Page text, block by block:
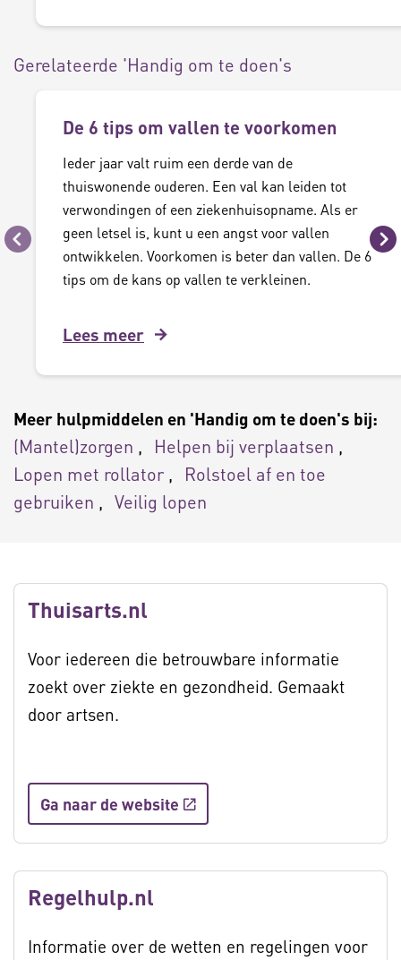
Gerelateerde 'Handig om te doen's
Vorige
De 6 tips om vallen te voorkomen
Ieder jaar valt ruim een derde van de
thuiswonende ouderen. Een val kan leiden tot
verwondingen of een ziekenhuisopname. Als er
geen letsel is, kunt u een angst voor vallen
ontwikkelen. Voorkomen is beter dan vallen. De 6
tips om de kans op vallen te verkleinen.
Lees meer
Meer hulpmiddelen en 'Handig om te doen's bij:
(Mantel)zorgen
Helpen bij verplaatsen
Lopen met rollator
Rolstoel af en toe
gebruiken
Veilig lopen
Thuisarts.nl
Voor iedereen die betrouwbare informatie
zoekt over ziekte en gezondheid. Gemaakt
door artsen.
Ga naar de website
Regelhulp.nl
Informatie over de wetten en regelingen voor